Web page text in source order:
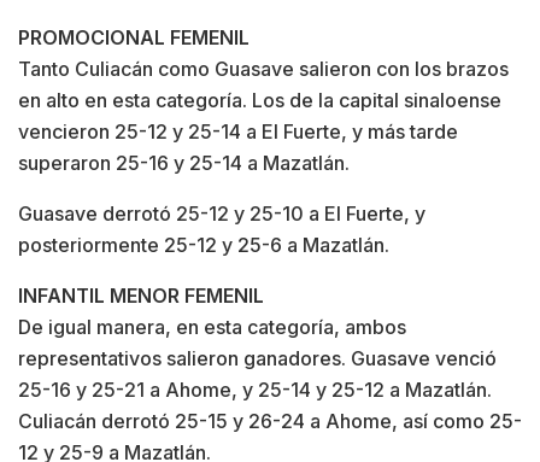
PROMOCIONAL FEMENIL
Tanto Culiacán como Guasave salieron con los brazos
en alto en esta categoría. Los de la capital sinaloense
vencieron 25-12 y 25-14 a El Fuerte, y más tarde
superaron 25-16 y 25-14 a Mazatlán.
Guasave derrotó 25-12 y 25-10 a El Fuerte, y
posteriormente 25-12 y 25-6 a Mazatlán.
INFANTIL MENOR FEMENIL
De igual manera, en esta categoría, ambos
representativos salieron ganadores. Guasave venció
25-16 y 25-21 a Ahome, y 25-14 y 25-12 a Mazatlán.
Culiacán derrotó 25-15 y 26-24 a Ahome, así como 25-
12 y 25-9 a Mazatlán.